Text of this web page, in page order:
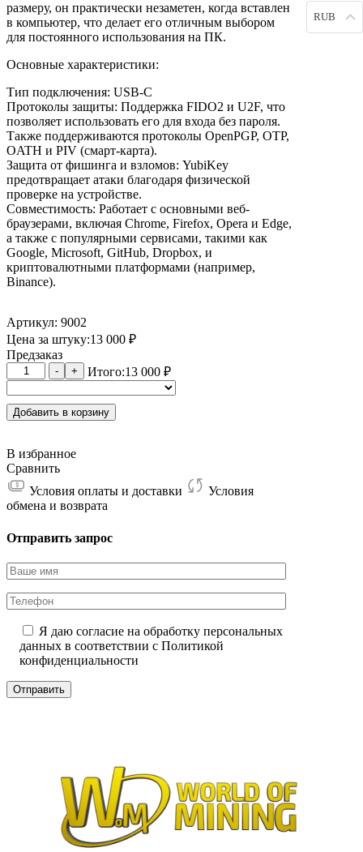
размеру, он практически незаметен, когда вставлен
в компьютер, что делает его отличным выбором
для постоянного использования на ПК.
Основные характеристики:
Тип подключения: USB-C
Протоколы защиты: Поддержка FIDO2 и U2F, что
позволяет использовать его для входа без пароля.
Также поддерживаются протоколы OpenPGP, OTP,
OATH и PIV (смарт-карта).
Защита от фишинга и взломов: YubiKey
предотвращает атаки благодаря физической
проверке на устройстве.
Совместимость: Работает с основными веб-
браузерами, включая Chrome, Firefox, Opera и Edge,
а также с популярными сервисами, такими как
Google, Microsoft, GitHub, Dropbox, и
криптовалютными платформами (например,
Binance).
Артикул: 9002
Цена за штуку:13 000 ₽
Предзаказ
Количество
товара
YubiKey
5C
- + Итого:13 000₽
Добавить в корзину
В избранное
Сравнить
Условия оплаты и доставки
Условия
обмена и возврата
Отправить запрос
Я даю согласие на обработку персональных
данных в соответствии с Политикой
конфиденциальности
RUB